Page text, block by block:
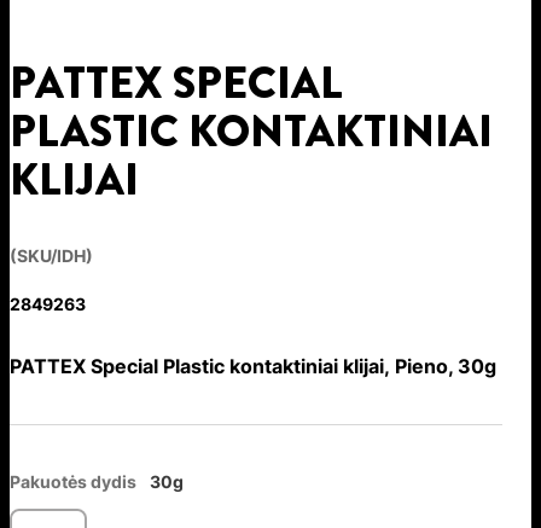
PATTEX SPECIAL
PLASTIC KONTAKTINIAI
KLIJAI
(SKU/IDH)
2849263
PATTEX Special Plastic kontaktiniai klijai, Pieno, 30g
Pakuotės dydis 30g